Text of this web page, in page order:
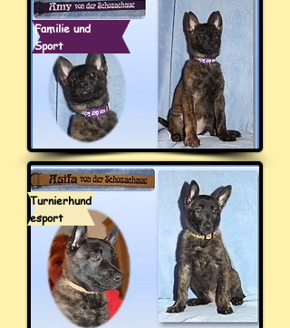
Familie und
Sport
Turnierhund
esport